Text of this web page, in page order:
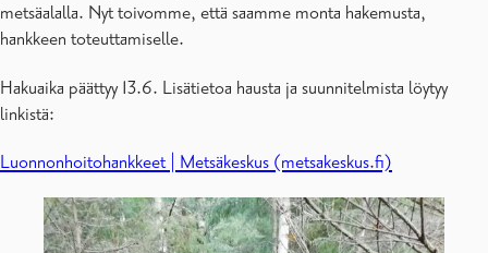
metsäalalla. Nyt toivomme, että saamme monta hakemusta,
hankkeen toteuttamiselle.
Hakuaika päättyy 13.6. Lisätietoa hausta ja suunnitelmista löytyy
linkistä:
Luonnonhoitohankkeet | Metsäkeskus (metsakeskus.fi)